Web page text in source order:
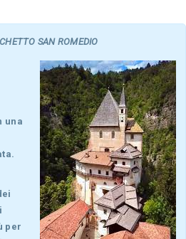
SAN ROMEDIO
una
per